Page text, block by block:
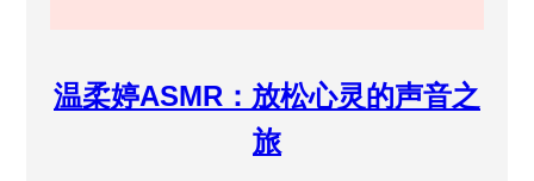
温柔婷ASMR：放松心灵的声音之
旅